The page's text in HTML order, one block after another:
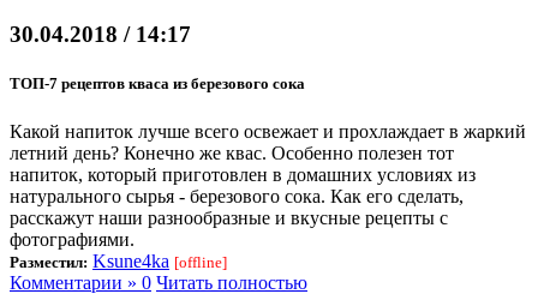
30.04.2018 / 14:17
ТОП-7 рецептов кваса из березового сока
Какой напиток лучше всего освежает и прохлаждает в жаркий
летний день? Конечно же квас. Особенно полезен тот
напиток, который приготовлен в домашних условиях из
натурального сырья - березового сока. Как его сделать,
расскажут наши разнообразные и вкусные рецепты с
фотографиями.
Разместил: Ksune4ka [offline]
Комментарии » 0 Читать полностью